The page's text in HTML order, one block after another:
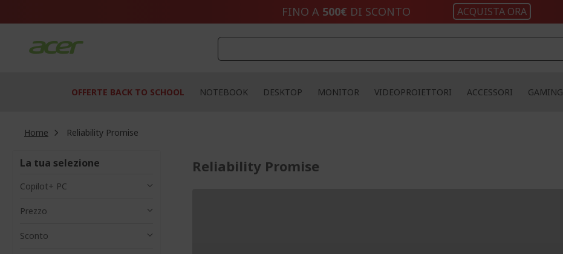
FINO A 500€ DI SCONTO ACQUISTA ORA
OFFERTE BACK TO SCHOOL NOTEBOOK DESKTOP MONITOR VIDEOPROIETTORI ACCESSORI GAMING
Home Reliability Promise
Reliability Promise
La tua selezione
Copilot+ PC
Prezzo
Sconto